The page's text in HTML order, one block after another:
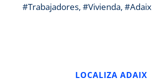
#Trabajadores, #Vivienda, #Adaix
LOCALIZA ADAIX